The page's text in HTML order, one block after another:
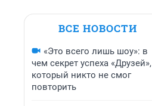
ВСЕ НОВОСТИ
«Это всего лишь шоу»: в
чем секрет успеха «Друзей»,
который никто не смог
повторить